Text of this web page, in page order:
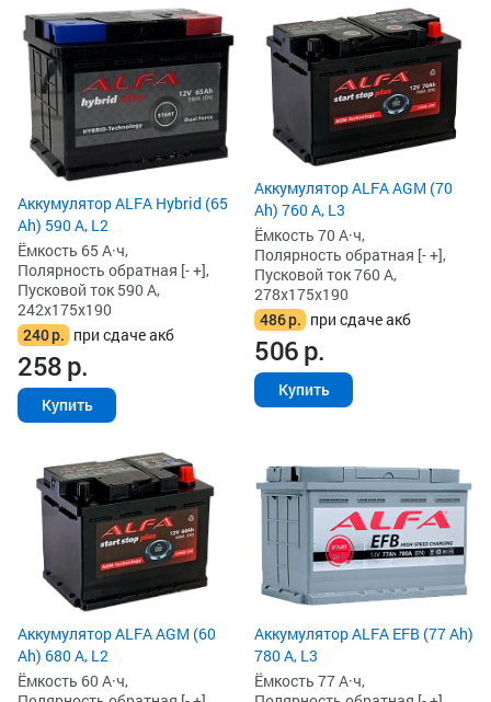
Аккумулятор ALFA Hybrid (65
Ah) 590 А, L2
Ёмкость 65 А·ч,
Полярность обратная [- +],
Пусковой ток 590 А,
242x175x190
240р. при сдаче акб
258р.
Купить
Аккумулятор ALFA AGM (70
Ah) 760 А, L3
Ёмкость 70 А·ч,
Полярность обратная [- +],
Пусковой ток 760 А,
278x175x190
486р. при сдаче акб
506р.
Купить
Аккумулятор ALFA AGM (60
Ah) 680 А, L2
Ёмкость 60 А·ч,
Аккумулятор ALFA EFB (77 Ah)
780 А, L3
Ёмкость 77 А·ч,